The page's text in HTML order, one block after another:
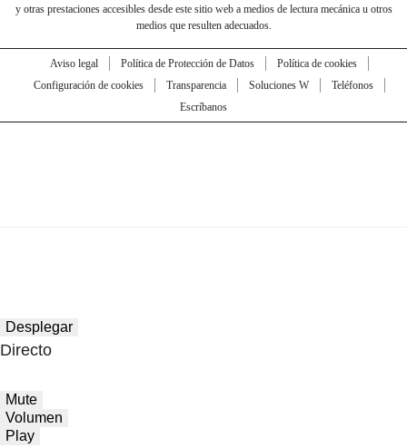
y otras prestaciones accesibles desde este sitio web a medios de lectura mecánica u otros
medios que resulten adecuados.
Aviso legal Política de Protección de Datos
Política de cookies
Configuración de cookies
Transparencia Soluciones W
Teléfonos
Escríbanos
Desplegar
Directo
Mute
Volumen
Play